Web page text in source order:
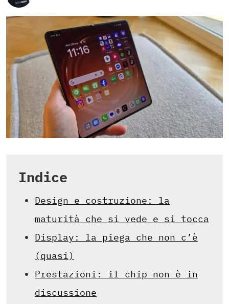
Indice
Design e costruzione: la
maturità che si vede e si tocca
Display: la piega che non c’è
(quasi)
Prestazioni: il chip non è in
discussione